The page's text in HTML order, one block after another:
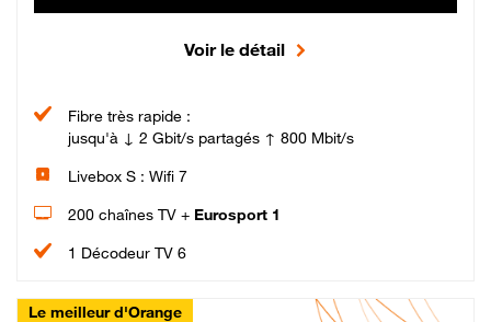
Voir le détail
Fibre très rapide :
jusqu'à ↓ 2 Gbit/s partagés ↑ 800 Mbit/s
Livebox S : Wifi 7
200 chaînes TV + Eurosport 1
1 Décodeur TV 6
Le meilleur d'Orange